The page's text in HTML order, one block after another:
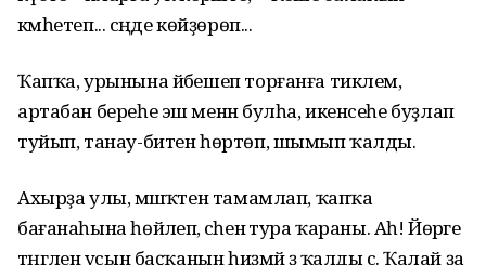
кәмһетеп... әсәңде көйҙөрөп...
Ҡапҡа, урынына йәбешеп торғанға тиклем,
артабан береһе эш менән булһа, икенсеһе буҙлап
туйып, танау-битен һөртөп, шымып ҡалды.
Ахырҙа улы, мәшәҡәтен тамамлап, ҡапҡа
бағанаһына һөйәлеп, әсәһенә тура ҡараны. Аһ! Йөрәге
тәңгәленә усын баҫҡанын һиҙмәй ҙә ҡалды әсә. Ҡалай ҙа